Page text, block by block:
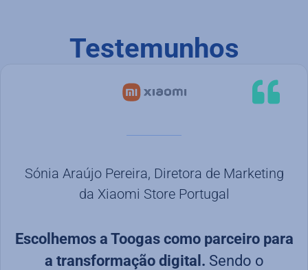
Testemunhos
Sónia Araújo Pereira, Diretora de Marketing
da Xiaomi Store Portugal
Escolhemos a Toogas como parceiro para
a transformação digital. Sendo o